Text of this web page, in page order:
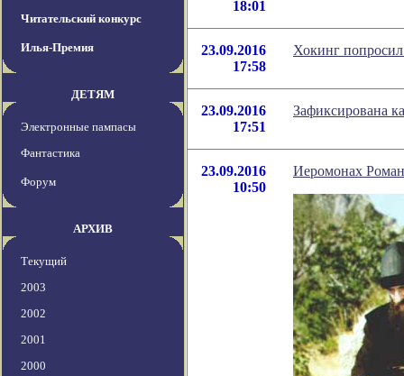
Читательский конкурс
Илья-Премия
ДЕТЯМ
Электронные пампасы
Фантастика
Форум
АРХИВ
Текущий
2003
2002
2001
2000
18:01
23.09.2016
17:58
Хокинг
23.09.2016
17:51
Зафиксирована
23.09.2016
10:50
Иеромонах